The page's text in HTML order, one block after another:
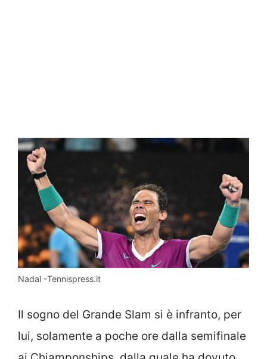
Nadal -Tennispress.it
Il sogno del Grande Slam si è infranto, per
lui, solamente a poche ore dalla semifinale